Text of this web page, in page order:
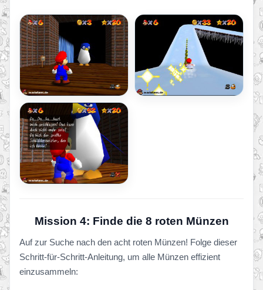
Mission 4: Finde die 8 roten Münzen
Auf zur Suche nach den acht roten Münzen! Folge dieser
Schritt-für-Schritt-Anleitung, um alle Münzen effizient
einzusammeln: